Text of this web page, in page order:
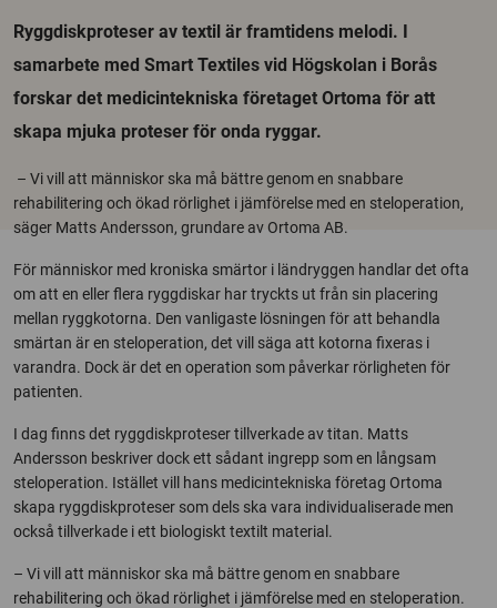
Ryggdiskproteser av textil är framtidens melodi. I
samarbete med Smart Textiles vid Högskolan i Borås
forskar det medicintekniska företaget Ortoma för att
skapa mjuka proteser för onda ryggar.
– Vi vill att människor ska må bättre genom en snabbare
rehabilitering och ökad rörlighet i jämförelse med en steloperation,
säger Matts Andersson, grundare av Ortoma AB.
För människor med kroniska smärtor i ländryggen handlar det ofta
om att en eller flera ryggdiskar har tryckts ut från sin placering
mellan ryggkotorna. Den vanligaste lösningen för att behandla
smärtan är en steloperation, det vill säga att kotorna fixeras i
varandra. Dock är det en operation som påverkar rörligheten för
patienten.
I dag finns det ryggdiskproteser tillverkade av titan. Matts
Andersson beskriver dock ett sådant ingrepp som en långsam
steloperation. Istället vill hans medicintekniska företag Ortoma
skapa ryggdiskproteser som dels ska vara individualiserade men
också tillverkade i ett biologiskt textilt material.
– Vi vill att människor ska må bättre genom en snabbare
rehabilitering och ökad rörlighet i jämförelse med en steloperation.